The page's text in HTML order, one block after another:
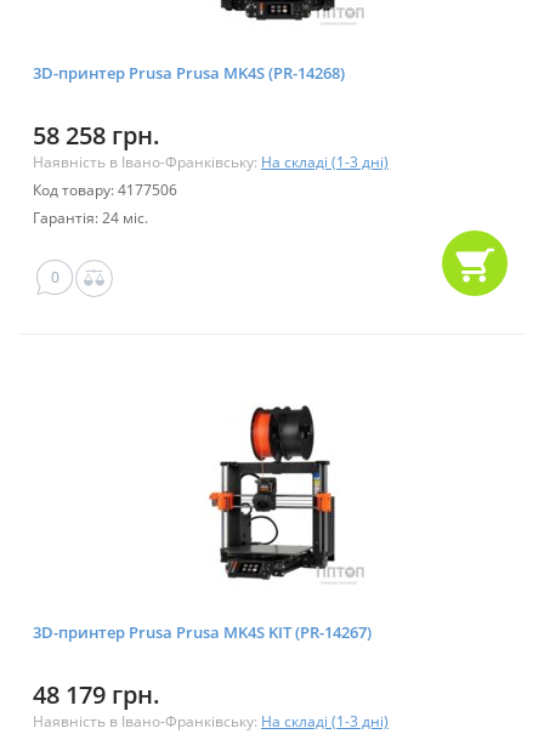
3D-принтер Prusa Prusa MK4S (PR-14268)
58 258 грн.
Наявність в Івано-Франківську: На складі (1-3 дні)
Код товару: 4177506
Гарантія: 24 міс.
0
3D-принтер Prusa Prusa MK4S KIT (PR-14267)
48 179 грн.
Наявність в Івано-Франківську: На складі (1-3 дні)